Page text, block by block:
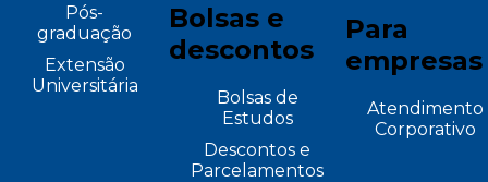
Pós-
graduação
Extensão
Universitária
Bolsas e
descontos
Bolsas de
Estudos
Descontos e
Parcelamentos
Para
empresas
Atendimento
Corporativo